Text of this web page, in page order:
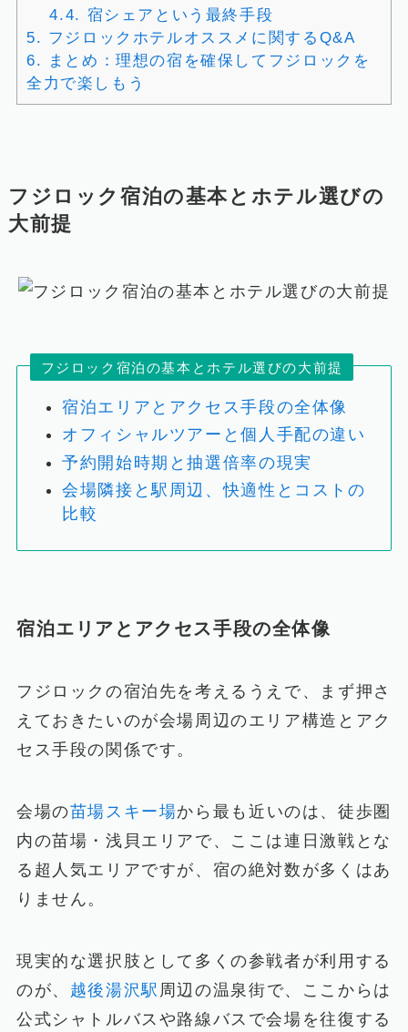
4.4. 宿シェアという最終手段
5. フジロックホテルオススメに関するQ&A
6.
まとめ：理想の宿を確保してフジロックを
全力で楽しもう
フジロック宿泊の基本とホテル選びの
大前提
フジロック宿泊の基本とホテル選びの大前提
宿泊エリアとアクセス手段の全体像
オフィシャルツアーと個人手配の違い
予約開始時期と抽選倍率の現実
会場隣接と駅周辺、快適性とコストの
比較
宿泊エリアとアクセス手段の全体像
フジロックの宿泊先を考えるうえで、まず押さ
えておきたいのが会場周辺のエリア構造とアク
セス手段の関係です。
会場の苗場スキー場から最も近いのは、徒歩圏
内の苗場・浅貝エリアで、ここは連日激戦とな
る超人気エリアですが、宿の絶対数が多くはあ
りません。
現実的な選択肢として多くの参戦者が利用する
のが、 越後湯沢駅 周辺の温泉街で、ここからは
公式シャトルバスや路線バスで会場を往復する